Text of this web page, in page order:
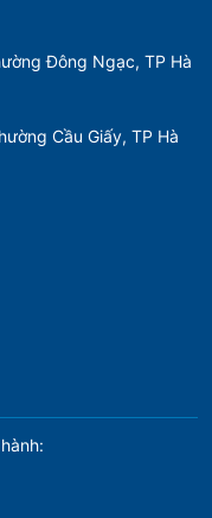
Đông Ngạc, TP Hà
Cầu Giấy, TP Hà